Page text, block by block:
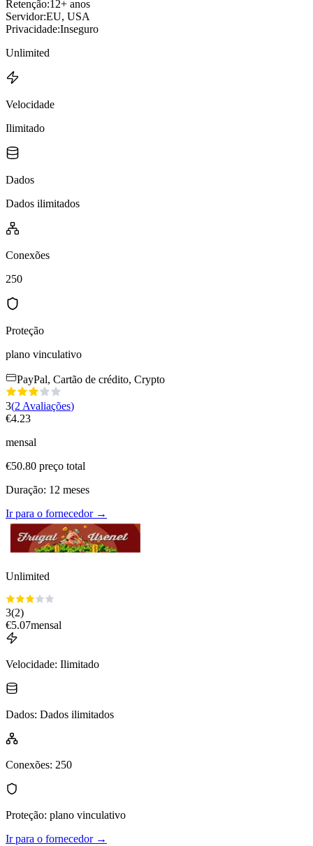
Retenção:12+ anos
Servidor:EU, USA
Privacidade:Inseguro
Unlimited
Velocidade
Ilimitado
Dados
Dados ilimitados
Conexões
250
Proteção
plano vinculativo
PayPal, Cartão de crédito, Crypto
3(2 Avaliações)
€4.23
mensal
€50.80 preço total
Duração: 12 meses
Ir para o fornecedor→
Unlimited
3(2)
€5.07mensal
Velocidade: Ilimitado
Dados: Dados ilimitados
Conexões: 250
Proteção: plano vinculativo
Ir para o fornecedor→